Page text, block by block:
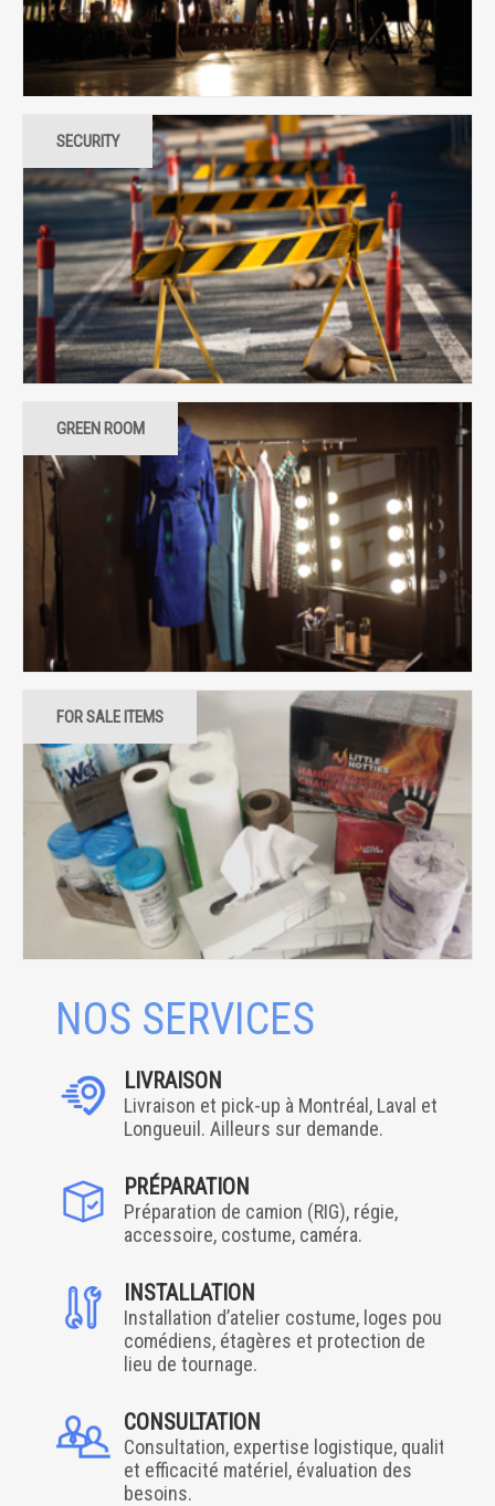
SECURITY
GREEN ROOM
FOR SALE ITEMS
NOS SERVICES
LIVRAISON
Livraison et pick-up à Montréal, Laval et
Longueuil. Ailleurs sur demande.
PRÉPARATION
Préparation de camion (RIG), régie,
accessoire, costume, caméra.
INSTALLATION
Installation d’atelier costume, loges pour
comédiens, étagères et protection de
lieu de tournage.
CONSULTATION
Consultation, expertise logistique, qualité
et efficacité matériel, évaluation des
besoins.